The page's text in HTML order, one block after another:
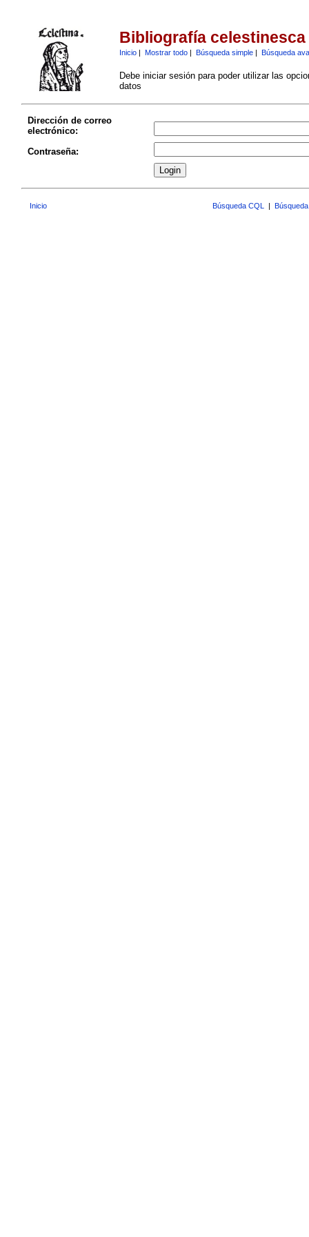
Bibliografía celestinesca
Inicio| Mostrar todo| Búsqueda simple| Búsqueda
Debe iniciar sesión para poder utilizar las
datos
Dirección de correo
electrónico:
Contraseña:
Inicio Búsqueda CQL |